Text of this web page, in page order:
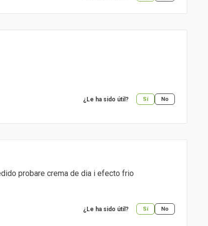
¿Le ha sido útil? Sí No
probare crema de dia i efecto frio
¿Le ha sido útil? Sí No